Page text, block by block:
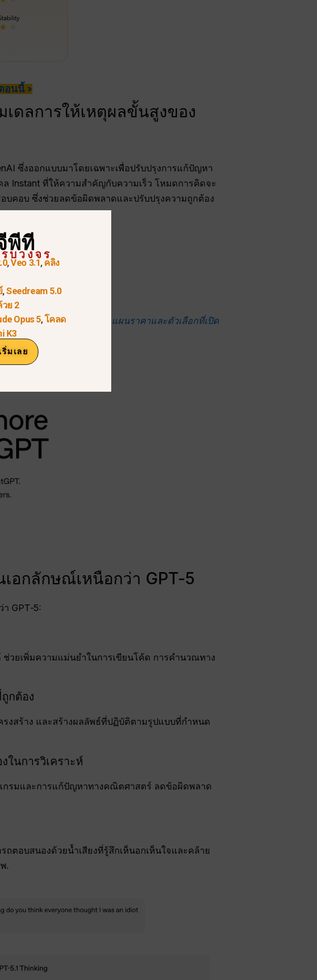
อนนี้ >
เดลการให้เหตุผลขั้นสูงของ
ซึ่งออกแบบมาโดยเฉพาะเพื่อปรับปรุงการแก้ปัญหา
Instant ที่ให้ความสำคัญกับความเร็ว โหมดการคิดจะ
บคอบ ซึ่งช่วยลดข้อผิดพลาดและปรับปรุงความถูกต้อง
GPT‑5.1 มีค่าใช้จ่ายเท่าไร? แผนราคาและตัวเลือกที่เปิด
กลักษณ์เหนือกว่า GPT‑5
GPT‑5:
วยเพิ่มความแม่นยำในการเขียนโค้ด การคำนวณทาง
กต้อง
งสร้าง และสร้างผลลัพธ์ที่ปฏิบัติตามรูปแบบที่กำหนด
นการวิเคราะห์
กรมและการแก้ปัญหาทางคณิตศาสตร์ ลดข้อผิดพลาด
ถตอบสนองด้วยน้ำเสียงที่รู้สึกเห็นอกเห็นใจและคล้าย
.
พีที
บวงจร
,Veo 3.1,คลิง
,Seedream 5.0
ย 2
Opus 5,โคลด
K3
มเลย